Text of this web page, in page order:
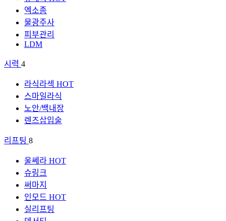
엑소좀
물광주사
피부관리
LDM
시력 4
라식라섹 HOT
스마일라식
노안/백내장
렌즈삽입술
리프팅 8
울쎄라 HOT
슈링크
써마지
인모드 HOT
실리프팅